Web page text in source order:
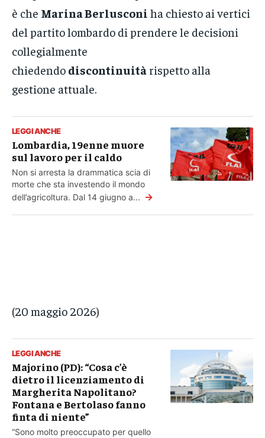
è che Marina Berlusconi ha chiesto ai vertici
del partito lombardo di prendere le decisioni
collegialmente
chiedendo discontinuità rispetto alla
gestione attuale.
LEGGI ANCHE
Lombardia, 19enne muore
sul lavoro per il caldo
Non si arresta la drammatica scia di
morte che sta investendo il mondo
dell’agricoltura. Dal 14 giugno a... →
(20 maggio 2026)
LEGGI ANCHE
Majorino (PD): “Cosa c’è
dietro il licenziamento di
Margherita Napolitano?
Fontana e Bertolaso fanno
finta di niente”
“Sono molto preoccupato per quello